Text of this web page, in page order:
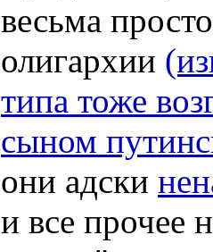
весьма
олигархии
типа тоже
сыном
они адски
и все прочее